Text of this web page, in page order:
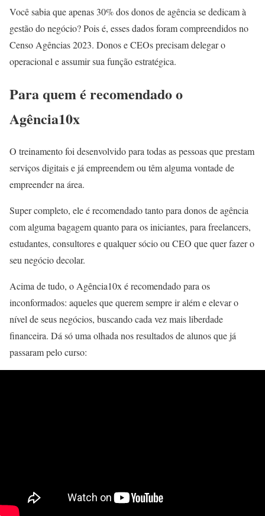
Você sabia que apenas 30% dos donos de agência se dedicam à
gestão do negócio? Pois é, esses dados foram compreendidos no
Censo Agências 2023. Donos e CEOs precisam delegar o
operacional e assumir sua função estratégica.
Para quem é recomendado o
Agência10x
O treinamento foi desenvolvido para todas as pessoas que prestam
serviços digitais e já empreendem ou têm alguma vontade de
empreender na área.
Super completo, ele é recomendado tanto para donos de agência
com alguma bagagem quanto para os iniciantes, para freelancers,
estudantes, consultores e qualquer sócio ou CEO que quer fazer o
seu negócio decolar.
Acima de tudo, o Agência10x é recomendado para os
inconformados: aqueles que querem sempre ir além e elevar o
nível de seus negócios, buscando cada vez mais liberdade
financeira. Dá só uma olhada nos resultados de alunos que já
passaram pelo curso: